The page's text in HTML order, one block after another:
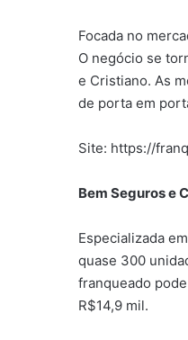
Focada no
O negócio se
e Cristiano. As
de porta em
Site: https://
Bem Seguros e
Especializada
quase 300
franqueado
R$14,9 mil.